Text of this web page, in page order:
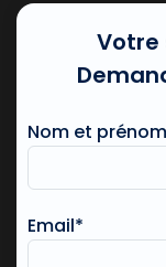
Votre
Nom et
Email*